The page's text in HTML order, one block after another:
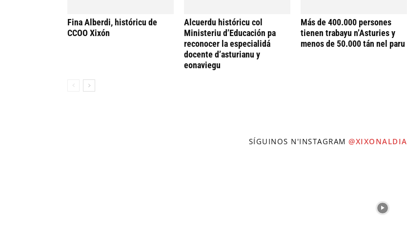
Fina Alberdi, históricu de
CCOO Xixón
Alcuerdu históricu col
Ministeriu d’Educación pa
reconocer la especialidá
docente d’asturianu y
eonaviegu
Más de 400.000 persones
tienen trabayu n’Asturies y
menos de 50.000 tán nel paru
SÍGUINOS N'INSTAGRAM @XIXONALDIA